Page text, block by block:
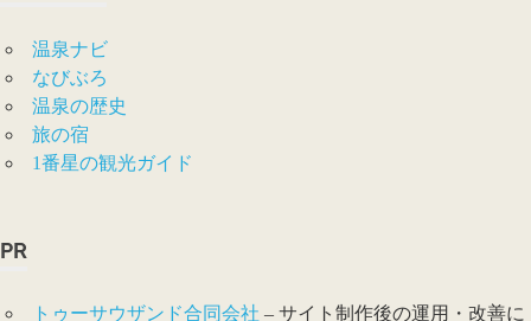
温泉ナビ
なびぶろ
温泉の歴史
旅の宿
1番星の観光ガイド
PR
トゥーサウザンド合同会社 – サイト制作後の運用・改善に